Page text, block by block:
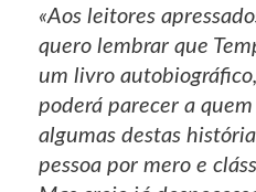
«Aos leitores
quero lembrar que
um livro
poderá parecer a
algumas destas
pessoa por mero e